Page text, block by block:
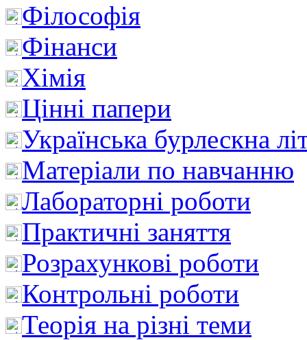
Філософія
Фінанси
Хімія
Цінні папери
Українська бурлескна
Матеріали по навчанню
Лабораторні роботи
Практичні заняття
Розрахункові роботи
Контрольні роботи
Теорія на різні теми